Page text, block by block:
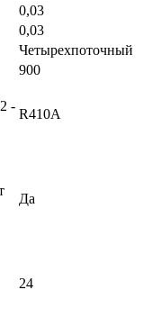
0,03
0,03
Четырехпоточный
900
-
R410A
Да
24